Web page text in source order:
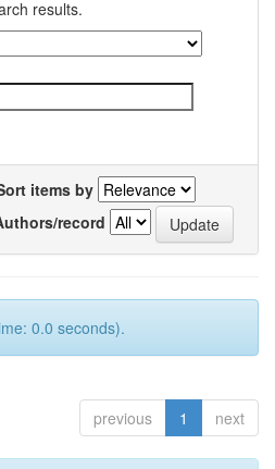
results.
items by
record
0.0 seconds).
previous 1 next